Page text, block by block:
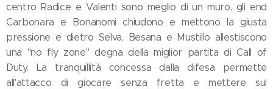
centro Radice e Valenti sono meglio di un muro, gli end
Carbonara e Bonanomi chiudono e mettono la giusta
pressione e dietro Selva, Besana e Mustillo allestiscono
una "no fly zone" degna della miglior partita di Call of
Duty. La tranquillità concessa dalla difesa permette
all'attacco di giocare senza fretta e mettere sul